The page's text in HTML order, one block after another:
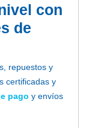
con
de
repuestos y
certificadas y
pago y envíos